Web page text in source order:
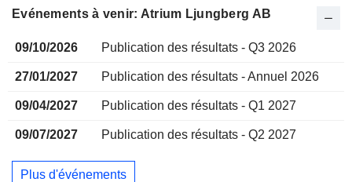
Evénements à venir: Atrium Ljungberg AB
09/10/2026 Publication des résultats - Q3 2026
27/01/2027 Publication des résultats - Annuel 2026
09/04/2027 Publication des résultats - Q1 2027
09/07/2027 Publication des résultats - Q2 2027
Plus d'événements